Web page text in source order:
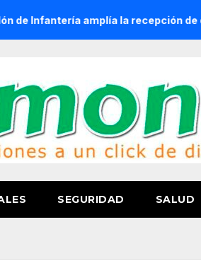
amplía la recepción de
SEGURIDAD SALUD